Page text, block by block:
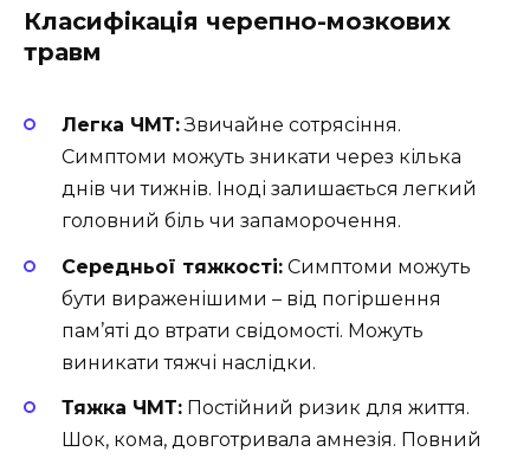
Класифікація черепно-мозкових
травм
Легка ЧМТ:Звичайне сотрясіння.
Симптоми можуть зникати через кілька
днів чи тижнів. Іноді залишається легкий
головний біль чи запаморочення.
Середньої тяжкості: Симптоми можуть
бути вираженішими – від погіршення
пам’яті до втрати свідомості. Можуть
виникати тяжчі наслідки.
Тяжка ЧМТ: Постійний ризик для життя.
Шок, кома, довготривала амнезія. Повний